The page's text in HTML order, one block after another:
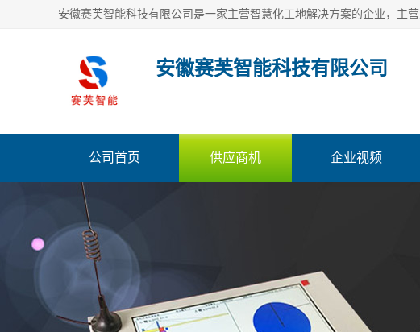
安徽赛芙智能科技有限公司
公司首页 供应商机 企业视频